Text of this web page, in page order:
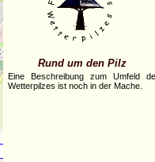
Rund um den Pilz
Eine Beschreibung zum Umfeld
Wetterpilzes ist noch in der Mache.